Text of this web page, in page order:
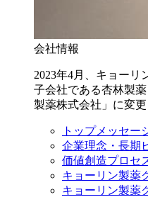
会社情報
2023年4月、キョーリ
子会社である杏林製
製薬株式会社」に変更
トップメッセー
企業理念・長期
価値創造プロセ
キョーリン製薬
キョーリン製薬